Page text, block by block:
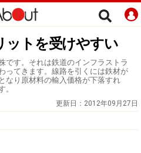
ットを受けやすい
です。それは鉄道のインフラストラ
ってきます。線路を引くには鉄材が
なり原材料の輸入価格が下落すれ
。
更新日： 2012年09月27日